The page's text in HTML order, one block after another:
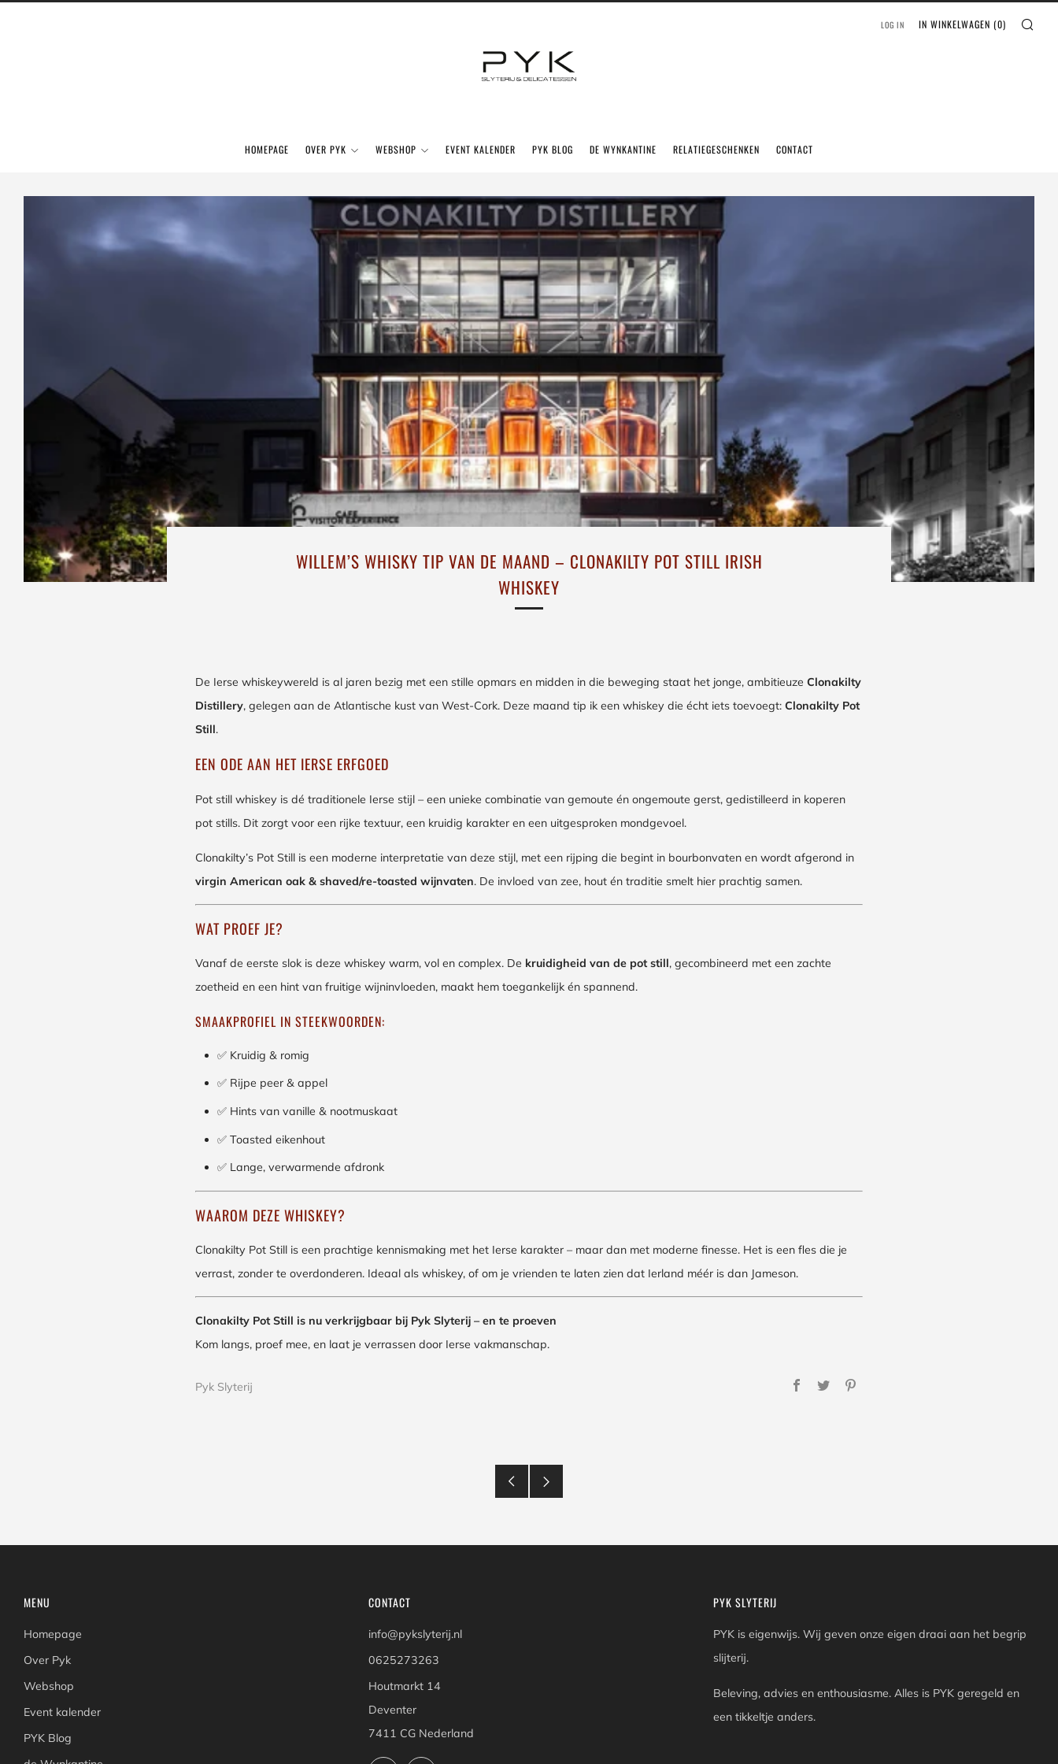
HOMEPAGE OVER PYK WEBSHOP EVENT KALENDER PYK BLOG DE WYNKANTINE RELATIEGESCHENKEN CONTACT
LOG IN IN WINKELWAGEN (0)
WILLEM’S WHISKY TIP VAN DE MAAND – CLONAKILTY POT STILL IRISH
WHISKEY
De Ierse whiskeywereld is al jaren bezig met een stille opmars en midden in die beweging staat het jonge, ambitieuze Clonakilty
Distillery, gelegen aan de Atlantische kust van West-Cork. Deze maand tip ik een whiskey die écht iets toevoegt: Clonakilty Pot
Still.
EEN ODE AAN HET IERSE ERFGOED
Pot still whiskey is dé traditionele Ierse stijl – een unieke combinatie van gemoute én ongemoute gerst, gedistilleerd in koperen
pot stills. Dit zorgt voor een rijke textuur, een kruidig karakter en een uitgesproken mondgevoel.
Clonakilty’s Pot Still is een moderne interpretatie van deze stijl, met een rijping die begint in bourbonvaten en wordt afgerond in
virgin American oak & shaved/re-toasted wijnvaten. De invloed van zee, hout én traditie smelt hier prachtig samen.
WAT PROEF JE?
Vanaf de eerste slok is deze whiskey warm, vol en complex. De kruidigheid van de pot still, gecombineerd met een zachte
zoetheid en een hint van fruitige wijninvloeden, maakt hem toegankelijk én spannend.
SMAAKPROFIEL IN STEEKWOORDEN:
✅ Kruidig & romig
✅ Rijpe peer & appel
✅ Hints van vanille & nootmuskaat
✅ Toasted eikenhout
✅ Lange, verwarmende afdronk
WAAROM DEZE WHISKEY?
Clonakilty Pot Still is een prachtige kennismaking met het Ierse karakter – maar dan met moderne finesse. Het is een fles die je
verrast, zonder te overdonderen. Ideaal als whiskey, of om je vrienden te laten zien dat Ierland méér is dan Jameson.
Clonakilty Pot Still is nu verkrijgbaar bij Pyk Slyterij – en te proeven
Kom langs, proef mee, en laat je verrassen door Ierse vakmanschap.
Pyk Slyterij Facebook
Twitter
MENU
Homepage
Over Pyk
Webshop
Event kalender
PYK Blog
CONTACT
info@pykslyterij.nl
0625273263
Houtmarkt 14
Deventer
7411 CG Nederland
PYK SLYTERIJ
PYK is eigenwijs. Wij geven onze eigen draai aan het begrip
slijterij.
Beleving, advies en enthousiasme. Alles is PYK geregeld en
een tikkeltje anders.